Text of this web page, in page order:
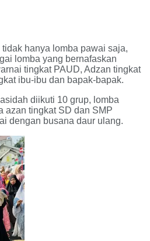
hanya lomba pawai saja,
lomba yang bernafaskan
tingkat PAUD, Adzan tingkat
ibu-ibu dan bapak-bapak.
diikuti 10 grup, lomba
azan tingkat SD dan SMP
dengan busana daur ulang.